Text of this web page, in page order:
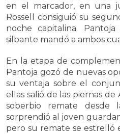
en el marcador, en una
Rossell consiguió su
noche capitalina.
silbante mandó a ambos
En la etapa de
Pantoja gozó de nuevas
su ventaja sobre el
ellas salió de las piernas de
soberbio remate
sorprendió al joven
pero su remate se